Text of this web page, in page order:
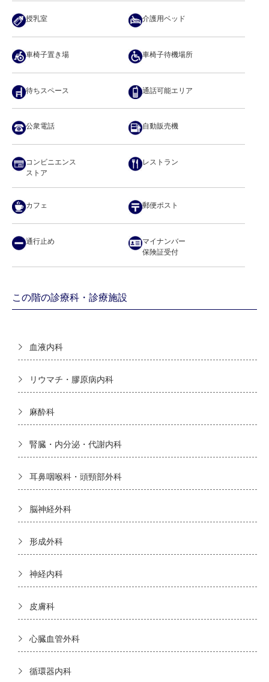
授乳室 介護用ベッド
車椅子置き場 車椅子待機場所
待ちスペース 通話可能エリア
公衆電話 自動販売機
コンビニエンス
ストア
レストラン
カフェ 郵便ポスト
通行止め
マイナンバー
保険証受付
この階の診療科・診療施設
血液内科
リウマチ・膠原病内科
麻酔科
腎臓・内分泌・代謝内科
耳鼻咽喉科・頭頸部外科
脳神経外科
形成外科
神経内科
皮膚科
心臓血管外科
循環器内科